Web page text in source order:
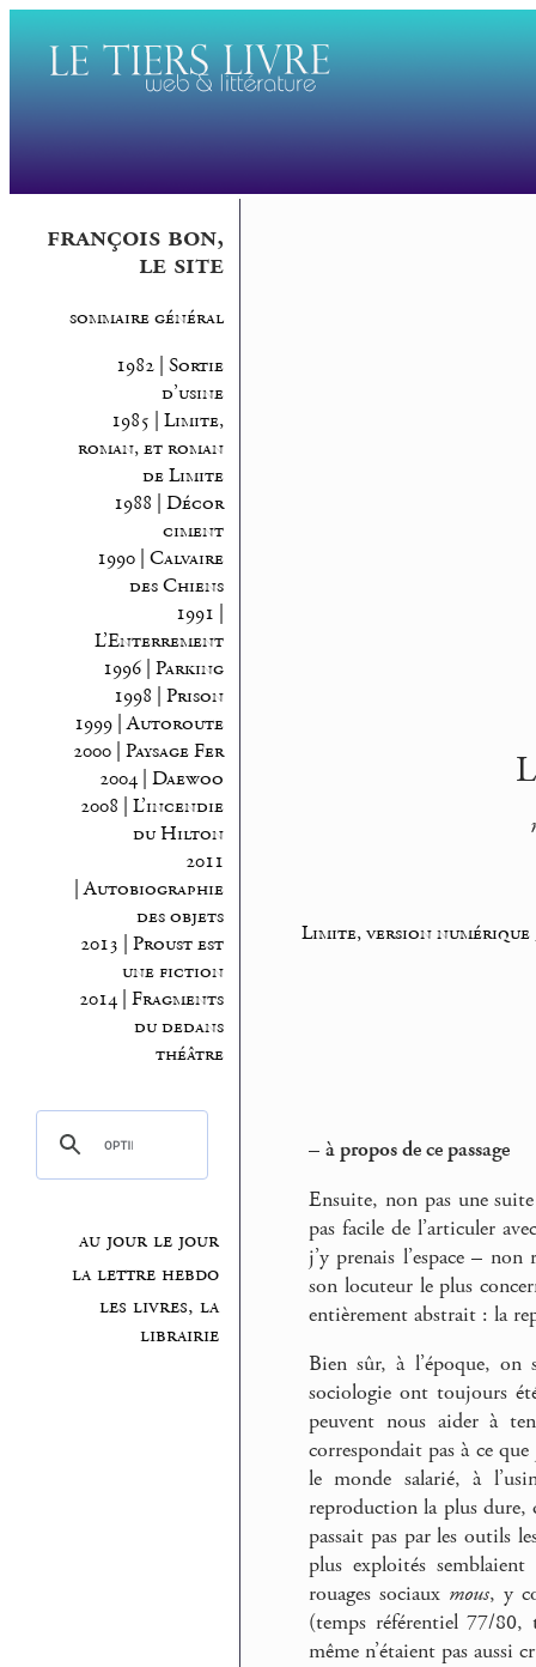
françois bon,
le site
sommaire général
1982 | Sortie
d’usine
1985 | Limite,
roman, et roman
de Limite
1988 | Décor
ciment
1990 | Calvaire
des Chiens
1991 |
L’Enterrement
1996 | Parking
1998 | Prison
1999 | Autoroute
2000 | Paysage Fer
2004 | Daewoo
2008 | L’incendie
du Hilton
2011
| Autobiographie
des objets
2013 | Proust est
une fiction
2014 | Fragments
du dedans
théâtre
au jour le jour
la lettre hebdo
les livres, la
librairie
Limite, version numérique
– à propos de ce passage
Ensuite, non pas une
pas facile de l’articuler
j’y prenais l’espace –
son locuteur le plus
entièrement abstrait : la
Bien sûr, à l’époque, on
sociologie ont toujours
peuvent nous aider à
correspondait pas à ce que
le monde salarié, à
reproduction la plus dure,
passait pas par les outils
plus exploités
rouages sociaux mous, y
(temps référentiel 77/80,
même n’étaient pas aussi